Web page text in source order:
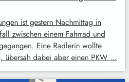
ist gestern Nachmittag in
zwischen einem Fahrrad und
Eine Radlerin wollte
übersah dabei aber einen PKW …